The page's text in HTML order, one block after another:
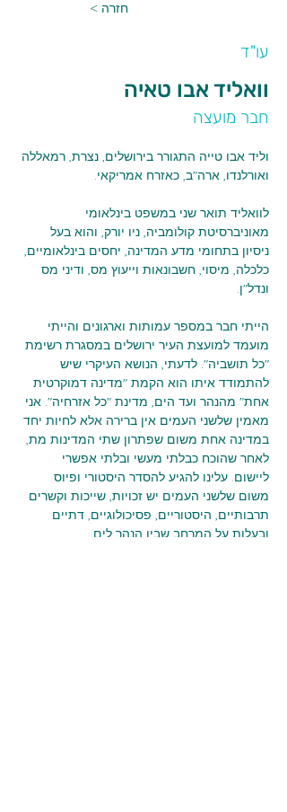
< חזרה
עו"ד
וואליד אבו טאיה
חבר מועצה
וליד אבו טייה התגורר בירושלים, נצרת, רמאללה
ואורלנדו, ארה"ב, כאזרח אמריקאי.
לוואליד תואר שני במשפט בינלאומי
מאוניברסיטת קולומביה, ניו יורק, והוא בעל
ניסיון בתחומי מדע המדינה, יחסים בינלאומיים,
כלכלה, מיסוי, חשבונאות וייעוץ מס, ודיני מס
ונדל"ן.
הייתי חבר במספר עמותות וארגונים והייתי
מועמד למועצת העיר ירושלים במסגרת רשימת
"כל תושביה". לדעתי, הנושא העיקרי שיש
להתמודד איתו הוא הקמת "מדינה דמוקרטית
אחת" מהנהר ועד הים, מדינת "כל אזרחיה". אני
מאמין שלשני העמים אין ברירה אלא לחיות יחד
במדינה אחת משום שפתרון שתי המדינות מת,
לאחר שהוכח כבלתי מעשי ובלתי אפשרי
ליישום. עלינו להגיע להסדר היסטורי ופיוס
משום שלשני העמים יש זכויות, שייכות וקשרים
תרבותיים, היסטוריים, פסיכולוגיים, דתיים
ובעלות על המרחב שבין הנהר לים.